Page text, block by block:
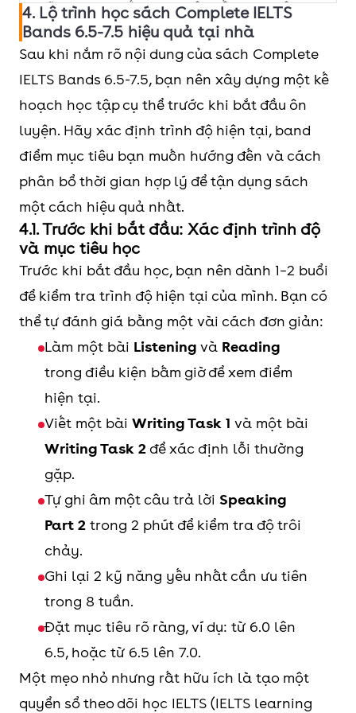
khoa học trong
Speaking Part 3.
bài tập bổ sung và lời khuyên
khi xử lý từng kỹ năng.
Với Writing Task 1, sách giúp
người học rèn các kỹ năng
quan trọng như:
Viết mở bài và overview
Chọn lọc và tóm tắt đặc điểm
chính
Nhóm thông tin theo đoạn
Mô tả biểu đồ, quy trình hoặc
sơ đồ
Diễn đạt số liệu, mức độ và
phân loại thông tin
Liên kết ý và kiểm tra lỗi dấu
câu
trung vào các bước cần thiết
để xây dựng một bài luận
Phân tích đề và xác định yêu
cầu chính
ý
Duy trì quan điểm rõ ràng
xuyên suốt bài viết
Dùng lý do và ví dụ để hỗ trợ
lập luận
Viết bài dạng
những bạn muốn
cải thiện chất
lượng diễn đạt
trong IELTS
Speaking và
Writing,
nên kết hợp thêm
Cambridge IELTS
Practice Tests hoặc
các đề thi thử IELTS
khác.
Luyện đủ 4 kỹ
năng:Mỗi unit đều
có phần luyện
Listening, Reading,
Writing và
Speaking, kèm ngữ
liệu và bài tập kỹ
năng liên quan đến
bài thi. Điều này
giúp bạn học IELTS
theo hướng toàn
diện thay vì chỉ tập
trung vào một kỹ
năng riêng lẻ.
Sách không phù
bắt đầu:Sách có
nhưng không thể
thay thế hoàn toàn
feedback từ giáo
viên hoặc bạn học.
Lộ trình học rõ
ràng, dễ theo dõi:
Sách được chia
thành 8 units theo
chủ đề, đi kèm các
phần ôn tập từ
vựng và ngữ pháp
phiên bản khi mua:
án, CD-ROM hoặc
audio đi kèm; một số
bản khác có thể
thiếu tài nguyên. Khi
4. Lộ trình học sách Complete IELTS
Bands 6.5-7.5 hiệu quả tại nhà
Sau khi nắm rõ nội dung của sách Complete
IELTS Bands 6.5-7.5, bạn nên xây dựng một kế
hoạch học tập cụ thể trước khi bắt đầu ôn
luyện. Hãy xác định trình độ hiện tại, band
điểm mục tiêu bạn muốn hướng đến và cách
phân bổ thời gian hợp lý để tận dụng sách
một cách hiệu quả nhất.
4.1. Trước khi bắt đầu: Xác định trình độ
và mục tiêu học
Trước khi bắt đầu học, bạn nên dành 1–2 buổi
để kiểm tra trình độ hiện tại của mình. Bạn có
thể tự đánh giá bằng một vài cách đơn giản:
Làm một bài Listening và Reading
trong điều kiện bấm giờ để xem điểm
hiện tại.
Viết một bài Writing Task 1 và một bài
Writing Task 2 để xác định lỗi thường
gặp.
Tự ghi âm một câu trả lời Speaking
Part 2 trong 2 phút để kiểm tra độ trôi
chảy.
Ghi lại 2 kỹ năng yếu nhất cần ưu tiên
trong 8 tuần.
Đặt mục tiêu rõ ràng, ví dụ: từ 6.0 lên
6.5, hoặc từ 6.5 lên 7.0.
Một mẹo nhỏ nhưng rất hữu ích là tạo một
quyển sổ theo dõi học IELTS (IELTS learning